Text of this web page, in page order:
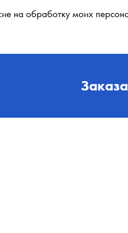
на обработку моих